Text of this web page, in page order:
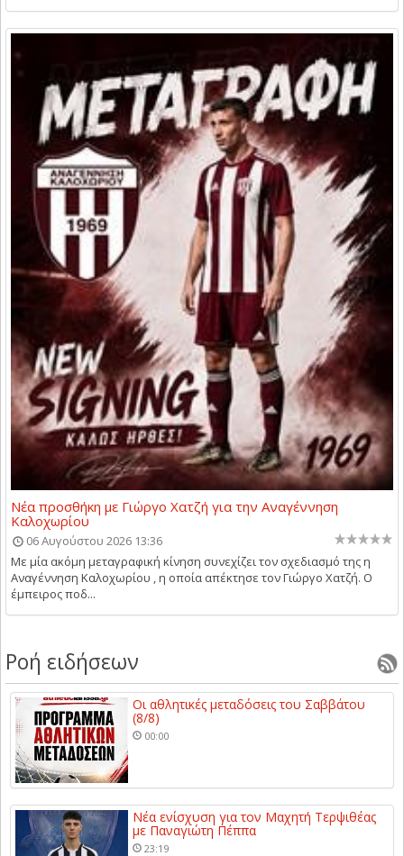
Νέα προσθήκη με Γιώργο Χατζή για την Αναγέννηση
Καλοχωρίου
06 Αυγούστου 2026 13:36
Με μία ακόμη μεταγραφική κίνηση συνεχίζει τον σχεδιασμό της η
Αναγέννηση Καλοχωρίου , η οποία απέκτησε τον Γιώργο Χατζή. Ο
έμπειρος ποδ...
Ροή ειδήσεων
Οι αθλητικές μεταδόσεις του Σαββάτου
(8/8)
00:00
Νέα ενίσχυση για τον Μαχητή Τερψιθέας
με Παναγιώτη Πέππα
23:19